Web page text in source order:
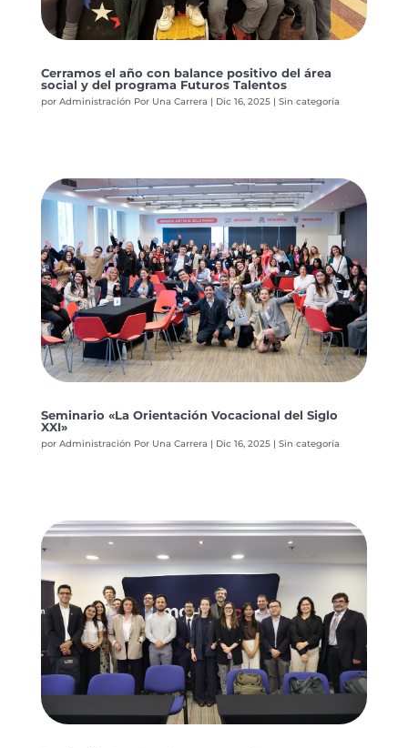
Cerramos el año con balance positivo del área
social y del programa Futuros Talentos
por Administración Por Una Carrera | Dic 16, 2025| Sin categoría
Seminario «La Orientación Vocacional del Siglo
XXI»
por Administración Por Una Carrera | Dic 16, 2025| Sin categoría